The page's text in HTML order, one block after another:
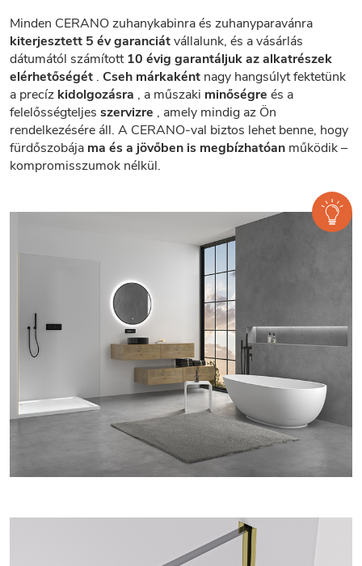
Minden CERANO zuhanykabinra és zuhanyparavánra
kiterjesztett 5 év garanciátvállalunk, és a vásárlás
dátumától számított10 évig garantáljuk az alkatrészek
elérhetőségét . Cseh márkaként nagy hangsúlyt fektetünk
a precíz kidolgozásra , a műszaki minőségre és a
felelősségteljes szervizre , amely mindig az Ön
rendelkezésére áll. A CERANO-val biztos lehet benne, hogy
fürdőszobája ma és a jövőben is megbízhatóan működik –
kompromisszumok nélkül.